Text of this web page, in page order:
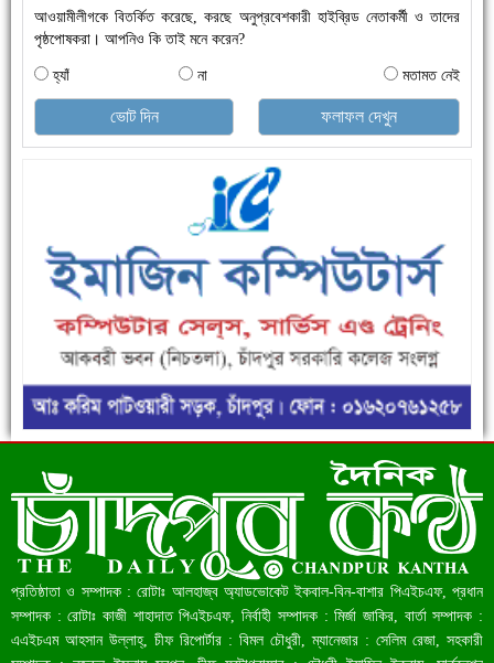
ফরিদগঞ্জে ড্রেন ও সড়ক নির্মাণে ধীরগতি জনদুর্ভোগ চরমে
রেকর্ড ৪৫.৪৬ বিলিয়ন ডলারের রিজার্ভ
আওয়ামীলীগকে বিতর্কিত করেছে, করছে অনুপ্রবেশকারী হাইব্রিড নেতাকর্মী ও তাদের
পৃষ্ঠপোষকরা। আপনিও কি তাই মনে করেন?
হ্যাঁ না মতামত নেই
ভোট দিন ফলাফল দেখুন
প্রতিষ্ঠাতা ও সম্পাদক : রোটাঃ আলহাজ্ব অ্যাডভোকেট ইকবাল-বিন-বাশার পিএইচএফ, প্রধান
সম্পাদক : রোটাঃ কাজী শাহাদাত পিএইচএফ, নির্বাহী সম্পাদক : মির্জা জাকির, বার্তা সম্পাদক :
এএইচএম আহসান উল্লাহ্, চীফ রিপোর্টার : বিমল চৌধুরী, ম্যানেজার : সেলিম রেজা, সহকারী